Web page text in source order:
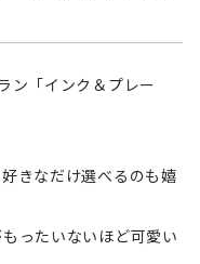
ン「インク＆プレー
きなだけ選べるのも嬉
ったいないほど可愛い